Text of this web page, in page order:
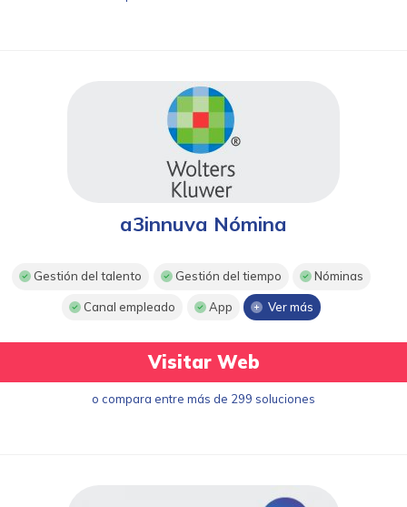
a3innuva Nómina
Gestión del talento Gestión del tiempo Nóminas
Canal empleado App Ver más
Visitar Web
o compara entre más de 299 soluciones